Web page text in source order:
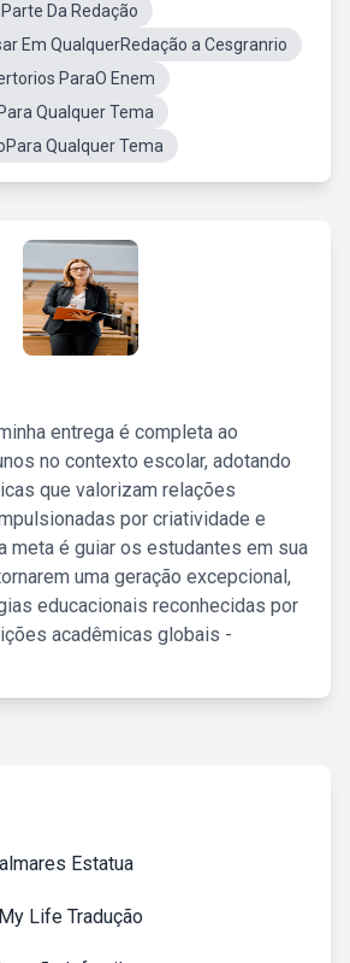
Parte Da Redação
Em QualquerRedação a Cesgranrio
ParaO Enem
Qualquer Tema
Qualquer Tema
entrega é completa ao
no contexto escolar, adotando
que valorizam relações
por criatividade e
meta é guiar os estudantes em sua
uma geração excepcional,
educacionais reconhecidas por
acadêmicas globais -
Estatua
Life Tradução